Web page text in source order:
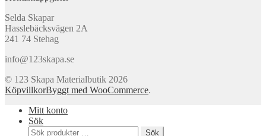
Selda Skapar
Hasslebäcksvägen 2A
241 74 Stehag
info@123skapa.se
© 123 Skapa Materialbutik 2026
KöpvillkorByggt med WooCommerce.
Mitt konto
Sök
Sök
Sök